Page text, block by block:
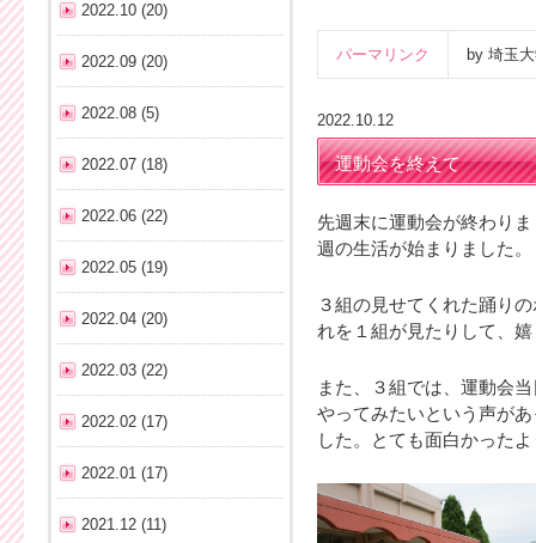
パーマリンク by 埼玉
2022.10.12
運動会を終えて
先週末に運動会が終わり
週の生活が始まりました。
３組の見せてくれた踊り
れを１組が見たりして、
また、３組では、運動会
やってみたいという声が
した。とても面白かった
2022.10 (20)
2022.09 (20)
2022.08 (5)
2022.07 (18)
2022.06 (22)
2022.05 (19)
2022.04 (20)
2022.03 (22)
2022.02 (17)
2022.01 (17)
2021.12 (11)